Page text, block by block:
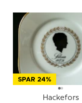
SPAR 24%
Hackefors